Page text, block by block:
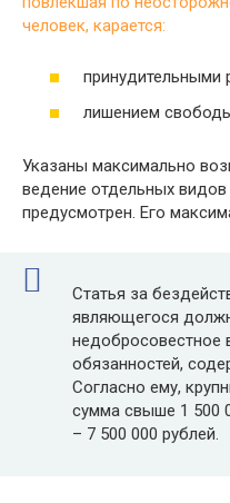
человек, карается:
принудительными
лишением
Указаны максимально
ведение отдельных
предусмотрен. Его
Статья за
являющегося
недобросовестное
обязанностей,
Согласно ему,
сумма свыше 1 500
– 7 500 000 рублей.